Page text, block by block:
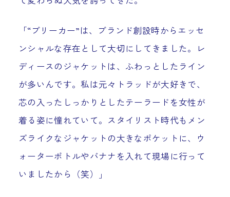
「“ブリーカー”は、ブランド創設時からエッセ
ンシャルな存在として大切にしてきました。レ
ディースのジャケットは、ふわっとしたライン
が多いんです。私は元々トラッドが大好きで、
芯の入ったしっかりとしたテーラードを女性が
着る姿に憧れていて。スタイリスト時代もメン
ズライクなジャケットの大きなポケットに、ウ
ォーターボトルやバナナを入れて現場に行って
いましたから（笑）」